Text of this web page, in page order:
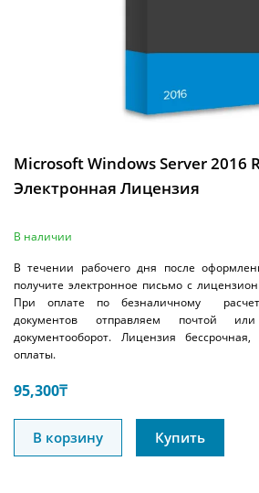
Microsoft Windows Server 2016
Электронная Лицензия
В наличии
В течении рабочего дня после
получите электронное письмо с
При оплате по безналичному
документов отправляем почтой
документооборот. Лицензия
оплаты.
95,300₸
В корзину Купить